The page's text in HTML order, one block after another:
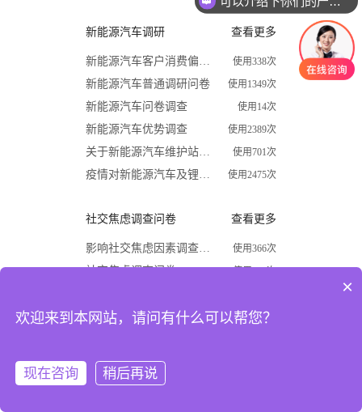
新能源汽车调研 查看更多
新能源汽车客户消费偏好调查问卷 使用338次
新能源汽车普通调研问卷 使用1349次
新能源汽车问卷调查 使用14次
新能源汽车优势调查 使用2389次
关于新能源汽车维护站调查问卷 使用701次
疫情对新能源汽车及锂电行业影响调查问卷 使用2475次
社交焦虑调查问卷 查看更多
影响社交焦虑因素调查问卷 使用366次
社交焦虑调查问卷
关于大学生社交焦虑问卷调查 使用677次
注册
×
欢迎来到本网站，请问有什么可以帮您？
现在咨询 稍后再说